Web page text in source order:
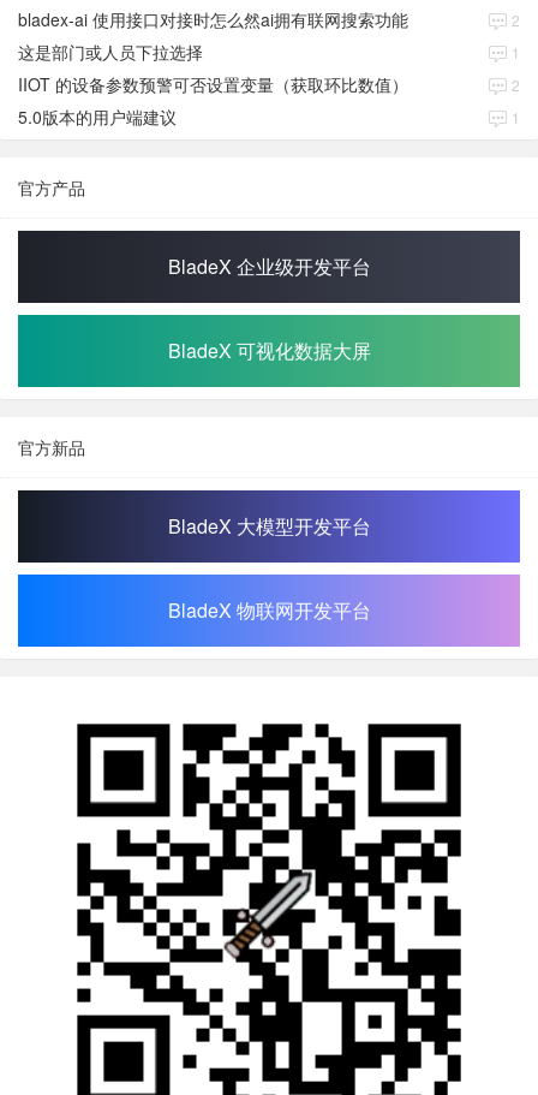
bladex-ai 使用接口对接时怎么然ai拥有联网搜索功能 2
这是部门或人员下拉选择 1
IIOT 的设备参数预警可否设置变量（获取环比数值） 2
5.0版本的用户端建议 1
官方产品
BladeX 企业级开发平台
BladeX 可视化数据大屏
官方新品
BladeX 大模型开发平台
BladeX 物联网开发平台